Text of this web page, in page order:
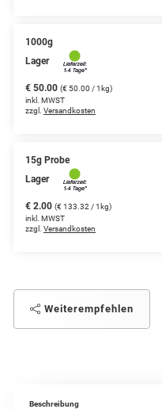
1000g
Lager
€ 50.00 (€ 50.00 / 1kg)
inkl. MWST
zzgl. Versandkosten
15g Probe
Lager
€ 2.00 (€ 133.32 / 1kg)
inkl. MWST
zzgl. Versandkosten
Weiterempfehlen
Beschreibung